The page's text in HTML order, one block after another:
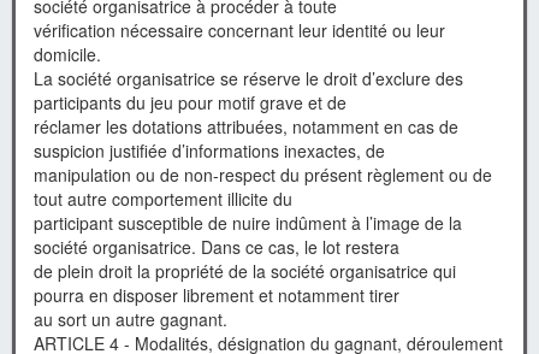
société organisatrice à procéder à toute
vérification nécessaire concernant leur identité ou leur
domicile.
La société organisatrice se réserve le droit d’exclure des
participants du jeu pour motif grave et de
réclamer les dotations attribuées, notamment en cas de
suspicion justifiée d’informations inexactes, de
manipulation ou de non-respect du présent règlement ou de
tout autre comportement illicite du
participant susceptible de nuire indûment à l’image de la
société organisatrice. Dans ce cas, le lot restera
de plein droit la propriété de la société organisatrice qui
pourra en disposer librement et notamment tirer
au sort un autre gagnant.
ARTICLE 4 - Modalités, désignation du gagnant, déroulement